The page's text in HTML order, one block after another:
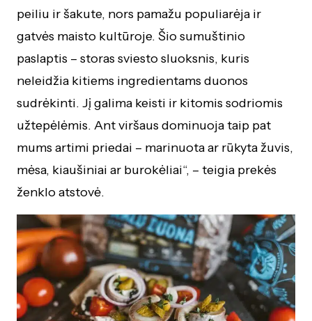
peiliu ir šakute, nors pamažu populiarėja ir
gatvės maisto kultūroje. Šio sumuštinio
paslaptis – storas sviesto sluoksnis, kuris
neleidžia kitiems ingredientams duonos
sudrėkinti. Jį galima keisti ir kitomis sodriomis
užtepėlėmis. Ant viršaus dominuoja taip pat
mums artimi priedai – marinuota ar rūkyta žuvis,
mėsa, kiaušiniai ar burokėliai“, – teigia prekės
ženklo atstovė.